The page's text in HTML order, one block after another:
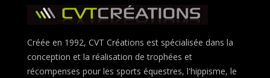
Créée en 1992, CVT Créations est spécialisée dans la
conception et la réalisation de trophées et
récompenses pour les sports équestres, l'hippisme, le